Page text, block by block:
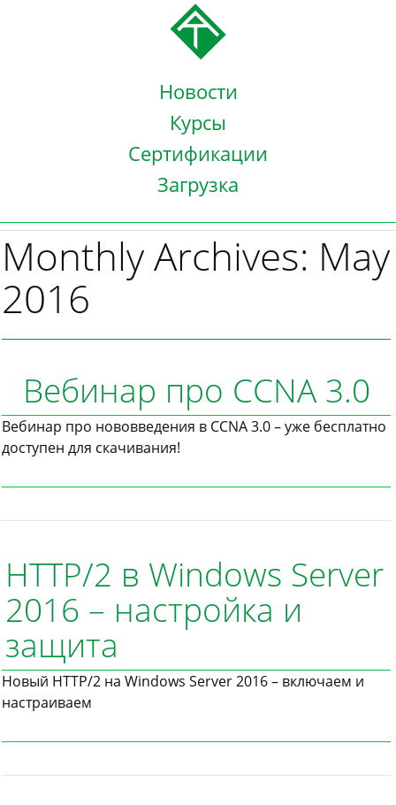
Новости
Курсы
Сертификации
Загрузка
Monthly Archives: May
2016
Вебинар про CCNA 3.0
Вебинар про нововведения в CCNA 3.0 – уже бесплатно
доступен для скачивания!
HTTP/2 в Windows Server
2016 – настройка и
защита
Новый HTTP/2 на Windows Server 2016 – включаем и
настраиваем